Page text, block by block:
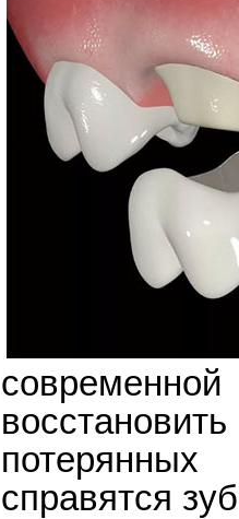
справятся